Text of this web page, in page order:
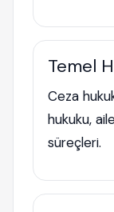
Temel
Ceza
hukuku,
süreçleri.